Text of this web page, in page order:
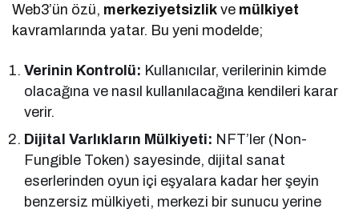
Web3’ün özü, merkeziyetsizlik ve mülkiyet
kavramlarında yatar. Bu yeni modelde;
Verinin Kontrolü: Kullanıcılar, verilerinin kimde
olacağına ve nasıl kullanılacağına kendileri karar
verir.
Dijital Varlıkların Mülkiyeti: NFT’ler (Non-
Fungible Token) sayesinde, dijital sanat
eserlerinden oyun içi eşyalara kadar her şeyin
benzersiz mülkiyeti, merkezi bir sunucu yerine